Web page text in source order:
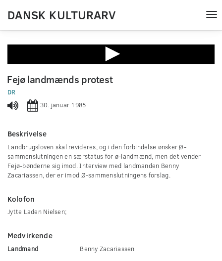
DANSK KULTURARV
seconds
of
0
seconds
Fejø landmænds protest
DR
30. januar 1985
Beskrivelse
Landbrugsloven skal revideres, og i den forbindelse ønsker Ø-
sammenslutningen en særstatus for ø-landmænd, men det vender
Fejø-bønderne sig imod. Interview med landmanden Benny
Zacariassen, der er imod Ø-sammenslutningens forslag.
Kolofon
Jytte Laden Nielsen;
Medvirkende
Landmand Benny Zacariassen